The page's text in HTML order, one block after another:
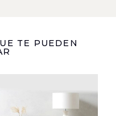
TE PUEDEN